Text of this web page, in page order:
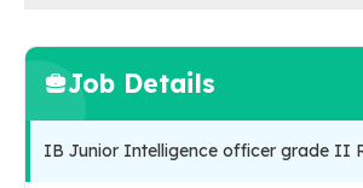
Job Details
IB Junior Intelligence officer grade II